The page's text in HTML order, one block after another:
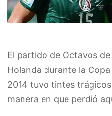
El partido de Octavos
Holanda durante la
2014 tuvo tintes
manera en que perdió